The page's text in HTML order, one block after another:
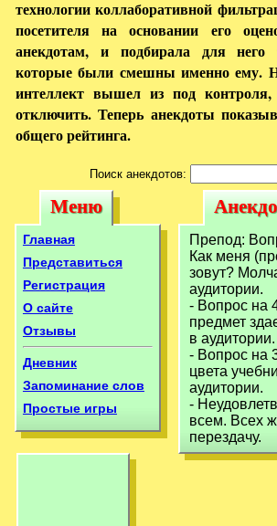
технологии коллаборативной
посетителя на основании его
анекдотам, и подбирала для него
которые были смешны именно ему.
интеллект вышел из под
отключить. Теперь анекдоты
общего рейтинга.
Поиск анекдотов:
Меню
Меню
Главная
Представиться
Регистрация
О сайте
Отзывы
Дневник
Запоминание слов
Простые игры
Как
Как
Препод:
Как меня
зовут?
аудитории.
- Вопрос на
предмет
в аудитории.
- Вопрос на
цвета
аудитории.
-
всем. Всех
перездачу.